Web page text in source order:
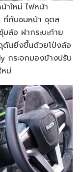
าใหม่ ไฟหน้า
ที่กันชนหน้า ชุดส
ล้อ ฝากระบะท้าย
ดันยิ่งขึ้นด้วยโป่งล้อ
กระจกมองข้างปรับ
ม่